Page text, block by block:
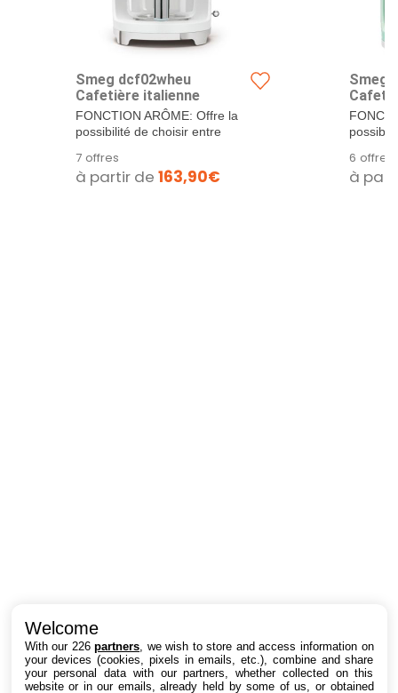
Smeg dcf02wheu
Cafetière italienne
FONCTION ARÔME: Offre la
possibilité de choisir entre
7 offres
à partir de 163,90€
Smeg
6 offres
à
Intéressant ? Partagez !
Welcome
With our 226partners , we wish to store and access information on
your devices (cookies, pixels in emails, etc.), combine and share
your personal data with our partners, whether collected on this
website or in our emails, already held by some of us, or obtained